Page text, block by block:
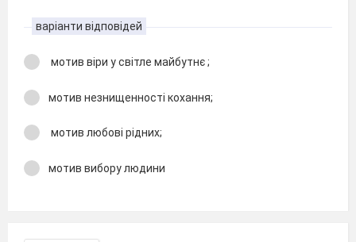
варіанти відповідей
мотив віри у світле майбутнє ;
мотив незнищенності кохання;
мотив любові рідних;
мотив вибору людини